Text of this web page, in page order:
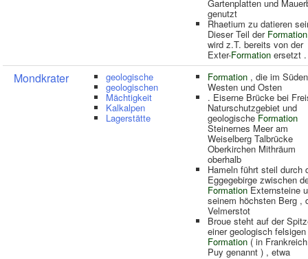
Gartenplatten und
genutzt
Rhaetium zu datieren
Dieser Teil der Formation
wird z.T. bereits von der
Exter-Formation ersetzt .
Mondkrater geologische
geologischen
Mächtigkeit
Kalkalpen
Lagerstätte
Formation , die im
Westen und Osten
. Eiserne Brücke bei
Naturschutzgebiet und
geologischeFormation
Steinernes Meer am
Weiselberg Talbrücke
Oberkirchen Mithräum
oberhalb
Hameln führt steil durch
Eggegebirge zwischen
FormationExternsteine
seinem höchsten Berg ,
Velmerstot
Broue steht auf der
einer geologisch felsigen
Formation ( in Frankreich
Puy genannt ) , etwa